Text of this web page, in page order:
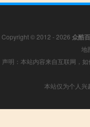
Copyright © 2012 - 2026 众酷
地
声明：本站内容来自互联网，
本站仅为个人兴